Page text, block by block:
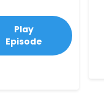
Play
Episode